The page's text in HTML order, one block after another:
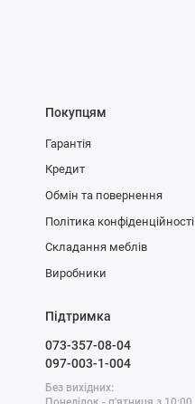
Покупцям
Гарантія
Кредит
Обмін та повернення
Політика конфіденційності
Складання меблів
Виробники
Підтримка
073-357-08-04
097-003-1-004
Без вихідних: